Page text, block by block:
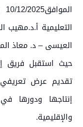
التعليمية
العيسى – د. معاذ
حيث استقبل فريق
تقديم عرض
إنتاجها ودورها
والإقليمية.